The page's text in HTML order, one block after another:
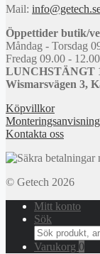
Mail:
Öppettider butik/
Måndag - Torsdag
Fredag 09.00 - 12.00
LUNCHSTÄNGT
Wismarsvägen 3,
Köpvillkor
Kontakta oss
© Getech 2026
Mitt konto
Sök
Search
for:
Varukorg 0